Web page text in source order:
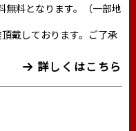
無料となります。（一部地
戴しております。ご了承
詳しくはこちら